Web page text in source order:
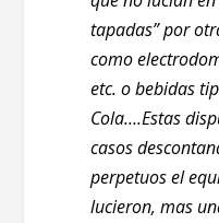
tapadas” por
como
etc. o bebidas
Cola….Estas
casos
perpetuos el
lucieron, mas